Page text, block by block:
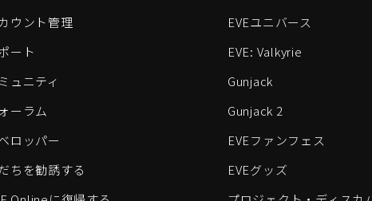
ウント管理
ート
ュニティ
ーラム
ロッパー
ちを勧誘する
EVEユニバース
EVE: Valkyrie
Gunjack
Gunjack 2
EVEファンフェス
EVEグッズ